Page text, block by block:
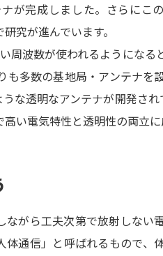
進路
オ
が完成しました。さらにこ
究が進んでいます。
周波数が使われるようになる
多数の基地局・アンテナを
な透明なアンテナが開発され
い電気特性と透明性の両立に
がら工夫次第で放射しない
通信」と呼ばれるもので、